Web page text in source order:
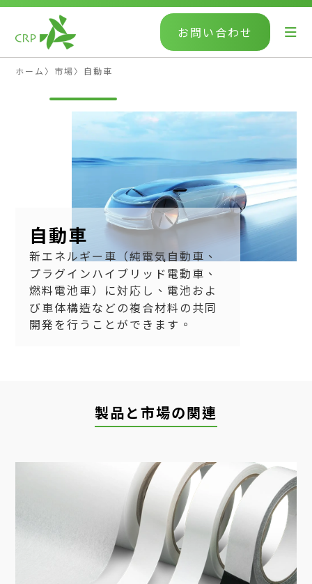
お問い合わせ
ホーム 〉 市場〉 自動車
自動車
新エネルギー車（純電気自動車、
プラグインハイブリッド電動車、
燃料電池車）に対応し、電池およ
び車体構造などの複合材料の共同
開発を行うことができます。
製品と市場の関連